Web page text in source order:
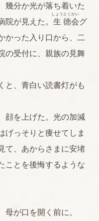
幾分か光が落ち着いた
が見えた。 生
しょう
徳
とく
会
かい
グ
かった入り口から、二
の受付に、親族の見舞
と、青白い読書灯がも
顔を上げた。光の加減
げっそりと痩せてしま
て、あからさまに安堵
ことを後悔するような
が口を開く前に。